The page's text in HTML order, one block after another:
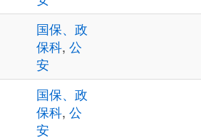
国保、政
保科, 公
安
国保、政
保科, 公
安